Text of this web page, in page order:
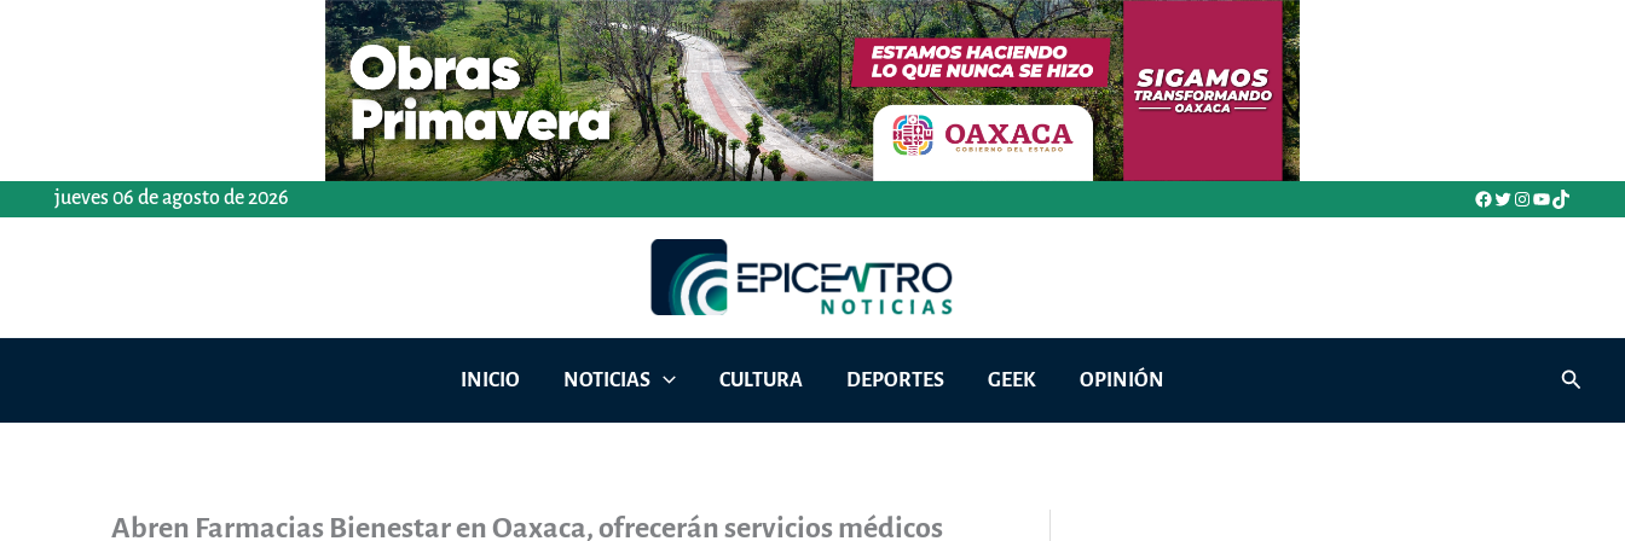
jueves 06 de agosto de 2026 Facebook
Twitter
Instagram
YouTube
TikTok
INICIO NOTICIAS CULTURA DEPORTES GEEK OPINIÓN Buscar
Abren Farmacias Bienestar en Oaxaca, ofrecerán servicios médicos